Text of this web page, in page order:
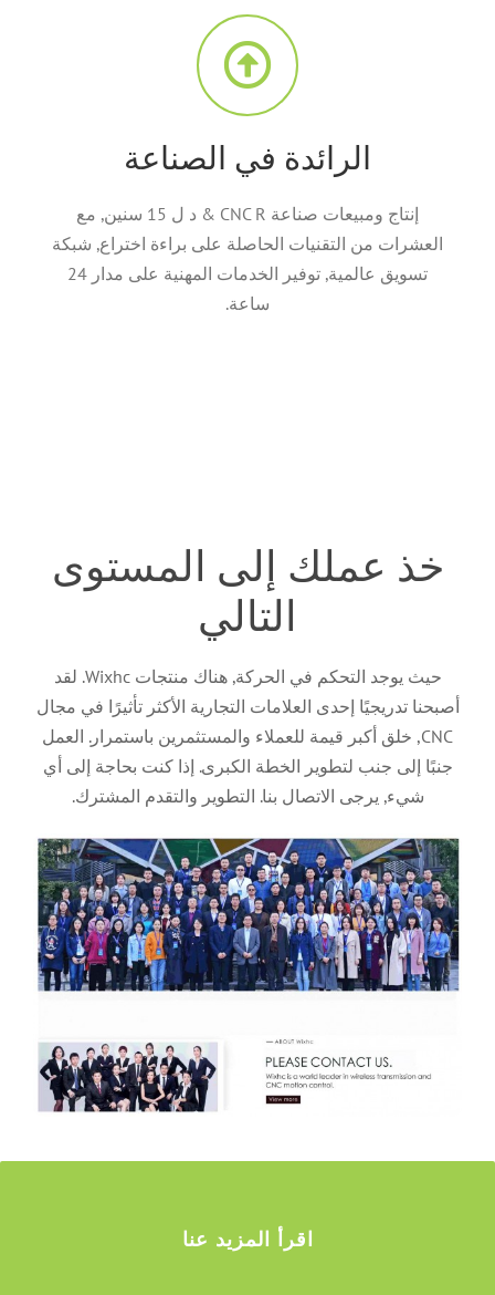
الرائدة في الصناعة
إنتاج ومبيعات صناعة CNC R & د ل 15 سنين, مع
العشرات من التقنيات الحاصلة على براءة اختراع, شبكة
تسويق عالمية, توفير الخدمات المهنية على مدار 24
ساعة.
خذ عملك إلى المستوى
التالي
حيث يوجد التحكم في الحركة, هناك منتجات Wixhc. لقد
أصبحنا تدريجيًا إحدى العلامات التجارية الأكثر تأثيرًا في مجال
CNC, خلق أكبر قيمة للعملاء والمستثمرين باستمرار. العمل
جنبًا إلى جنب لتطوير الخطة الكبرى. إذا كنت بحاجة إلى أي
شيء, يرجى الاتصال بنا. التطوير والتقدم المشترك.
اقرأ المزيد عنا